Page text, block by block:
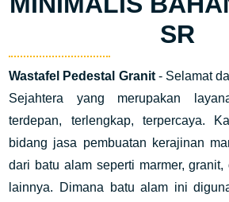
SR
Wastafel Pedestal Granit- Selamat
Sejahtera yang merupakan
terdepan, terlengkap, terpercaya.
bidang jasa pembuatan kerajinan
dari batu alam seperti marmer,
lainnya. Dimana batu alam ini